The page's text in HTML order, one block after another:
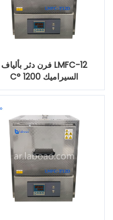
LMFC-12 فرن دثر بألياف
السيراميك 1200 °C